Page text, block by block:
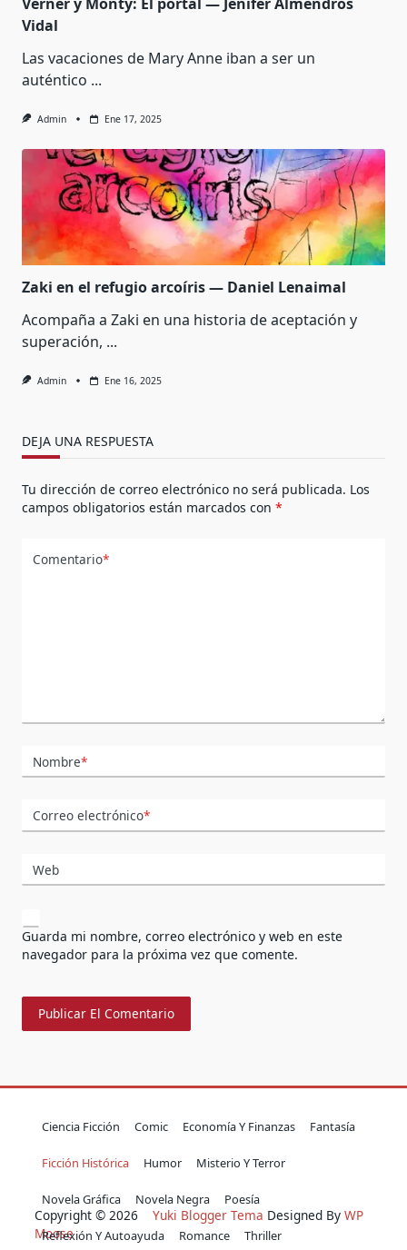
Vidal
Las vacaciones de Mary Anne iban a ser un
auténtico ...
Admin Ene 17, 2025
Zaki en el refugio arcoíris — Daniel Lenaimal
Acompaña a Zaki en una historia de aceptación y
superación, ...
Admin Ene 16, 2025
DEJA UNA RESPUESTA
Tu dirección de correo electrónico no será publicada. Los
campos obligatorios están marcados con *
Comentario*
Nombre*
Correo electrónico*
Web
Guarda mi nombre, correo electrónico y web en este
navegador para la próxima vez que comente.
Ciencia Ficción Comic Economía Y Finanzas Fantasía
Ficción Histórica Humor Misterio Y Terror
Novela Gráfica Novela Negra Poesía
Reflexión Y Autoayuda Romance Thriller
Copyright © 2026 Yuki Blogger Tema Designed By WP
Moose